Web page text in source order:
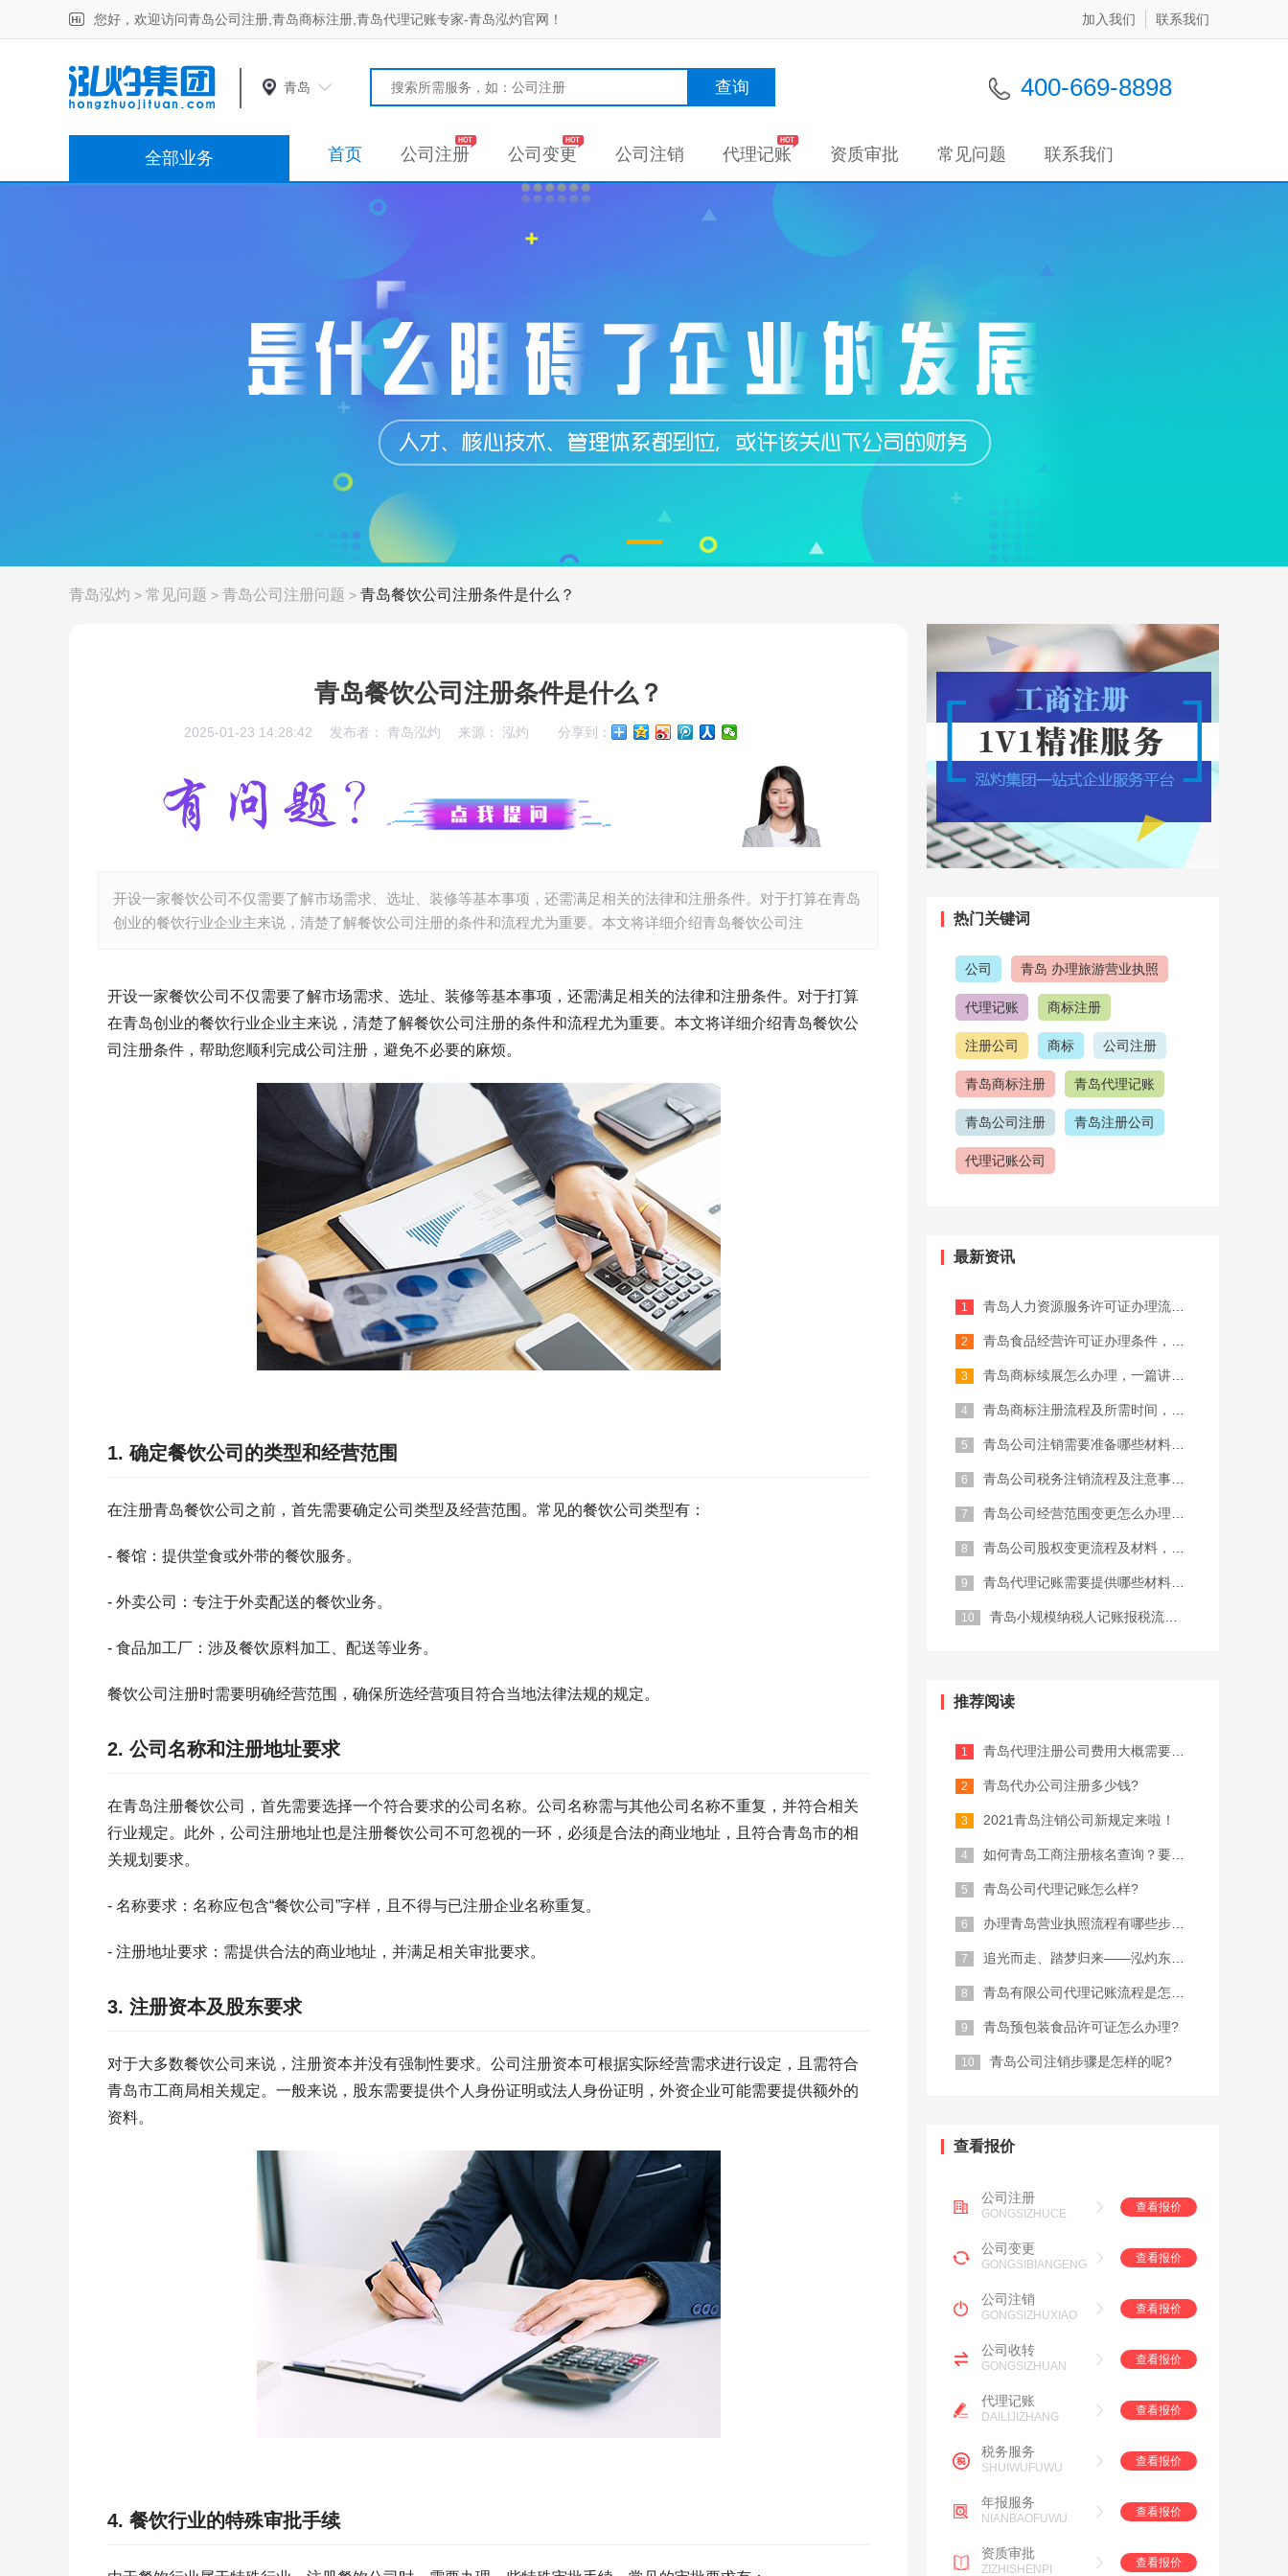
您好，欢迎访问青岛公司注册,青岛商标注册,青岛代理记账专家-青岛泓灼官网！ 加入我们 联系我们
青岛 400-669-8898
查询
全部业务 首页 公司注册 公司变更 公司注销 代理记账 资质审批 常见问题 联系我们
青岛泓灼 > 常见问题 > 青岛公司注册问题 > 青岛餐饮公司注册条件是什么？
青岛餐饮公司注册条件是什么？
2025-01-23 14:28:42 发布者： 青岛泓灼 来源： 泓灼 分享到：
开设一家餐饮公司不仅需要了解市场需求、选址、装修等基本事项，还需满足相关的法律和注册条件。对于打算在青岛
创业的餐饮行业企业主来说，清楚了解餐饮公司注册的条件和流程尤为重要。本文将详细介绍青岛餐饮公司注
开设一家餐饮公司不仅需要了解市场需求、选址、装修等基本事项，还需满足相关的法律和注册条件。对于打算
在青岛创业的餐饮行业企业主来说，清楚了解餐饮公司注册的条件和流程尤为重要。本文将详细介绍青岛餐饮公
司注册条件，帮助您顺利完成公司注册，避免不必要的麻烦。
1. 确定餐饮公司的类型和经营范围
在注册青岛餐饮公司之前，首先需要确定公司类型及经营范围。常见的餐饮公司类型有：
- 餐馆：提供堂食或外带的餐饮服务。
- 外卖公司：专注于外卖配送的餐饮业务。
- 食品加工厂：涉及餐饮原料加工、配送等业务。
餐饮公司注册时需要明确经营范围，确保所选经营项目符合当地法律法规的规定。
2. 公司名称和注册地址要求
在青岛注册餐饮公司，首先需要选择一个符合要求的公司名称。公司名称需与其他公司名称不重复，并符合相关
行业规定。此外，公司注册地址也是注册餐饮公司不可忽视的一环，必须是合法的商业地址，且符合青岛市的相
关规划要求。
- 名称要求：名称应包含“餐饮公司”字样，且不得与已注册企业名称重复。
- 注册地址要求：需提供合法的商业地址，并满足相关审批要求。
3. 注册资本及股东要求
对于大多数餐饮公司来说，注册资本并没有强制性要求。公司注册资本可根据实际经营需求进行设定，且需符合
青岛市工商局相关规定。一般来说，股东需要提供个人身份证明或法人身份证明，外资企业可能需要提供额外的
资料。
4. 餐饮行业的特殊审批手续
热门关键词
公司 青岛 办理旅游营业执照
代理记账 商标注册
注册公司 商标 公司注册
青岛商标注册 青岛代理记账
青岛公司注册 青岛注册公司
代理记账公司
记账报税 商标注册代理
最新资讯
青岛人力资源服务许可证办理流程，建议...
青岛食品经营许可证办理条件，2026...
青岛商标续展怎么办理，一篇讲清楚
青岛商标注册流程及所需时间，完整攻略...
青岛公司注销需要准备哪些材料，202...
青岛公司税务注销流程及注意事项，建议...
青岛公司经营范围变更怎么办理，一篇讲...
青岛公司股权变更流程及材料，完整攻略...
青岛代理记账需要提供哪些材料，202...
青岛小规模纳税人记账报税流程，建议收...
推荐阅读
青岛代理注册公司费用大概需要多少？
青岛代办公司注册多少钱?
2021青岛注销公司新规定来啦！
如何青岛工商注册核名查询？要注意什么...
青岛公司代理记账怎么样?
办理青岛营业执照流程有哪些步骤？
追光而走、踏梦归来——泓灼东城十渡游
青岛有限公司代理记账流程是怎样的?
青岛预包装食品许可证怎么办理?
青岛公司注销步骤是怎样的呢?
查看报价
公司注册
GONGSIZHUCE
查看报价
公司变更
GONGSIBIANGENG
查看报价
公司注销
GONGSIZHUXIAO
查看报价
公司收转
GONGSIZHUAN
查看报价
代理记账
DAILIJIZHANG
查看报价
税务服务
SHUIWUFUWU
查看报价
年报服务
NIANBAOFUWU
查看报价
资质审批
ZIZHISHENPI
查看报价